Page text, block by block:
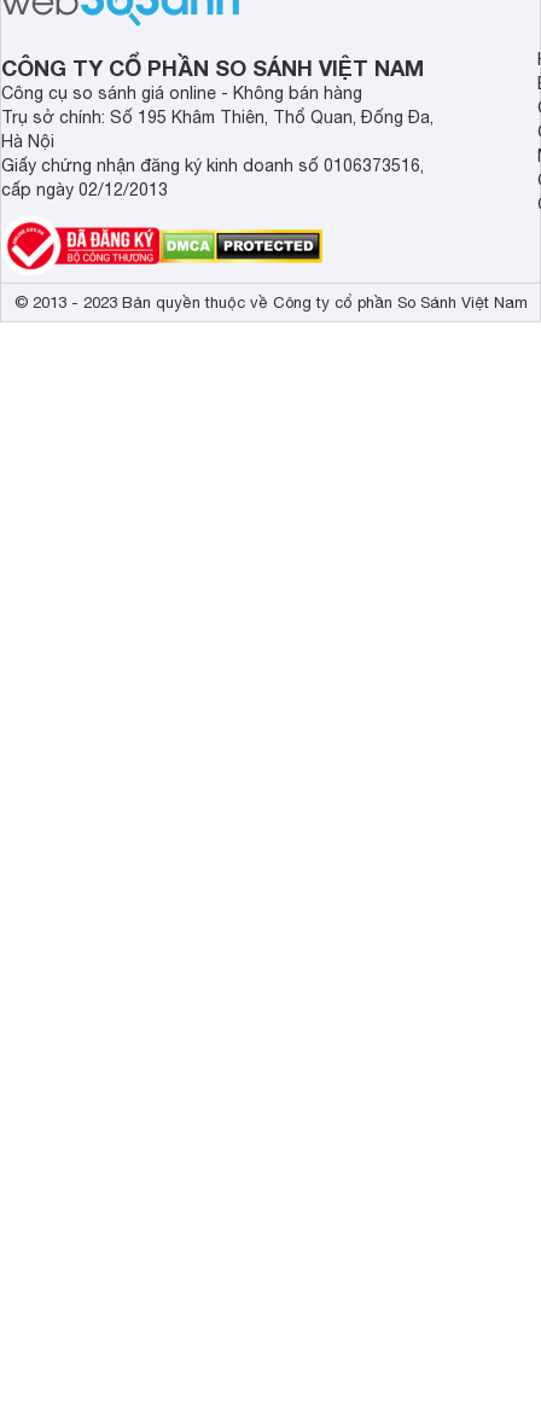
CÔNG TY CỔ PHẦN SO SÁNH VIỆT NAM
Công cụ so sánh giá online - Không bán hàng
Trụ sở chính: Số 195 Khâm Thiên, Thổ Quan, Đống Đa,
Hà Nội
Giấy chứng nhận đăng ký kinh doanh số 0106373516,
cấp ngày 02/12/2013
© 2013 - 2023 Bản quyền thuộc về Công ty cổ phần So Sánh Việt Nam